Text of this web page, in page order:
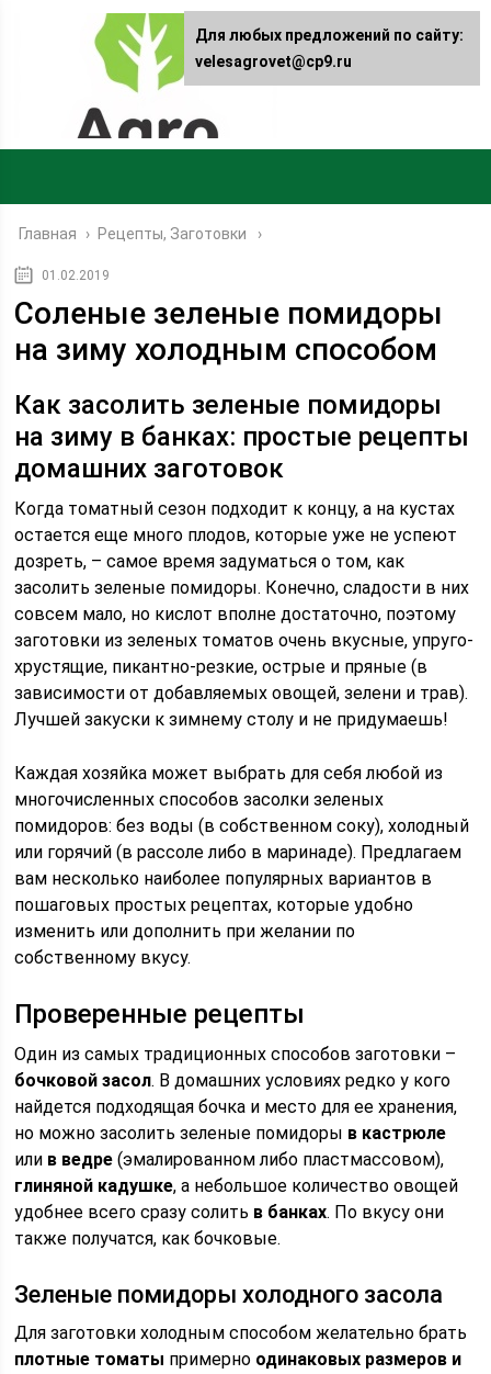
Главная › Рецепты, Заготовки
01.02.2019
Соленые зеленые помидоры
на зиму холодным способом
Как засолить зеленые помидоры
на зиму в банках: простые рецепты
домашних заготовок
Когда томатный сезон подходит к концу, а на кустах
остается еще много плодов, которые уже не успеют
дозреть, – самое время задуматься о том, как
засолить зеленые помидоры. Конечно, сладости в них
совсем мало, но кислот вполне достаточно, поэтому
заготовки из зеленых томатов очень вкусные, упруго-
хрустящие, пикантно-резкие, острые и пряные (в
зависимости от добавляемых овощей, зелени и трав).
Лучшей закуски к зимнему столу и не придумаешь!
Каждая хозяйка может выбрать для себя любой из
многочисленных способов засолки зеленых
помидоров: без воды (в собственном соку), холодный
или горячий (в рассоле либо в маринаде). Предлагаем
вам несколько наиболее популярных вариантов в
пошаговых простых рецептах, которые удобно
изменить или дополнить при желании по
собственному вкусу.
Проверенные рецепты
Один из самых традиционных способов заготовки –
бочковой засол. В домашних условиях редко у кого
найдется подходящая бочка и место для ее хранения,
но можно засолить зеленые помидоры в кастрюле
или в ведре (эмалированном либо пластмассовом),
глиняной кадушке, а небольшое количество овощей
удобнее всего сразу солить в банках. По вкусу они
также получатся, как бочковые.
Зеленые помидоры холодного засола
Для заготовки холодным способом желательно брать
плотные томаты примерно одинаковых размеров и
Для любых предложений по сайту:
velesagrovet@cp9.ru